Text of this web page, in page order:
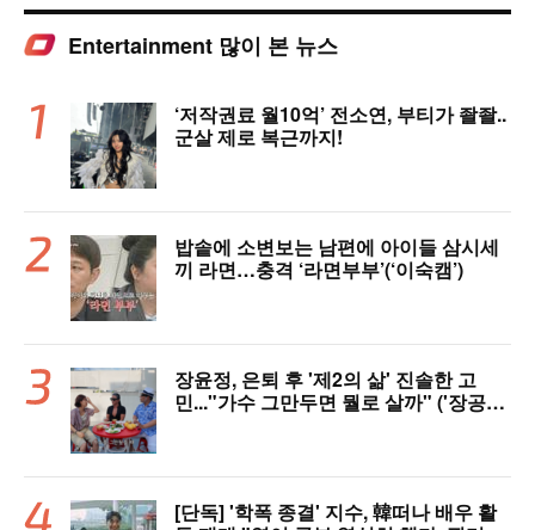
Entertainment 많이 본 뉴스
‘저작권료 월10억’ 전소연, 부티가 좔좔..
군살 제로 복근까지!
밥솥에 소변보는 남편에 아이들 삼시세
끼 라면…충격 ‘라면부부’(‘이숙캠’)
장윤정, 은퇴 후 '제2의 삶' 진솔한 고
민..."가수 그만두면 뭘로 살까" ('장공장
[단독] '학폭 종결' 지수, 韓떠나 배우 활